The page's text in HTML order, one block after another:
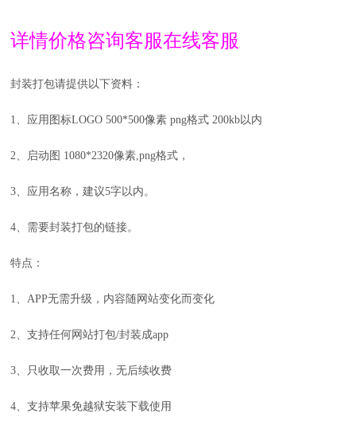
详情价格咨询客服在线客服
封装打包请提供以下资料：
1、应用图标LOGO 500*500像素 png格式 200kb以内
2、启动图 1080*2320像素,png格式，
3、应用名称，建议5字以内。
4、需要封装打包的链接。
特点：
1、APP无需升级，内容随网站变化而变化
2、支持任何网站打包/封装成app
3、只收取一次费用，无后续收费
4、支持苹果免越狱安装下载使用